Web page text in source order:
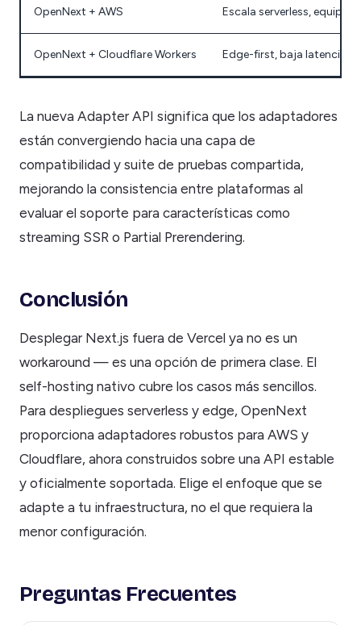
OpenNext + AWS Escala serverless,
OpenNext + Cloudflare Workers Edge-first, baja latencia
La nueva Adapter API significa que los adaptadores
están convergiendo hacia una capa de
compatibilidad y suite de pruebas compartida,
mejorando la consistencia entre plataformas al
evaluar el soporte para características como
streaming SSR o Partial Prerendering.
Conclusión
Desplegar Next.js fuera de Vercel ya no es un
workaround — es una opción de primera clase. El
self-hosting nativo cubre los casos más sencillos.
Para despliegues serverless y edge, OpenNext
proporciona adaptadores robustos para AWS y
Cloudflare, ahora construidos sobre una API estable
y oficialmente soportada. Elige el enfoque que se
adapte a tu infraestructura, no el que requiera la
menor configuración.
Preguntas Frecuentes